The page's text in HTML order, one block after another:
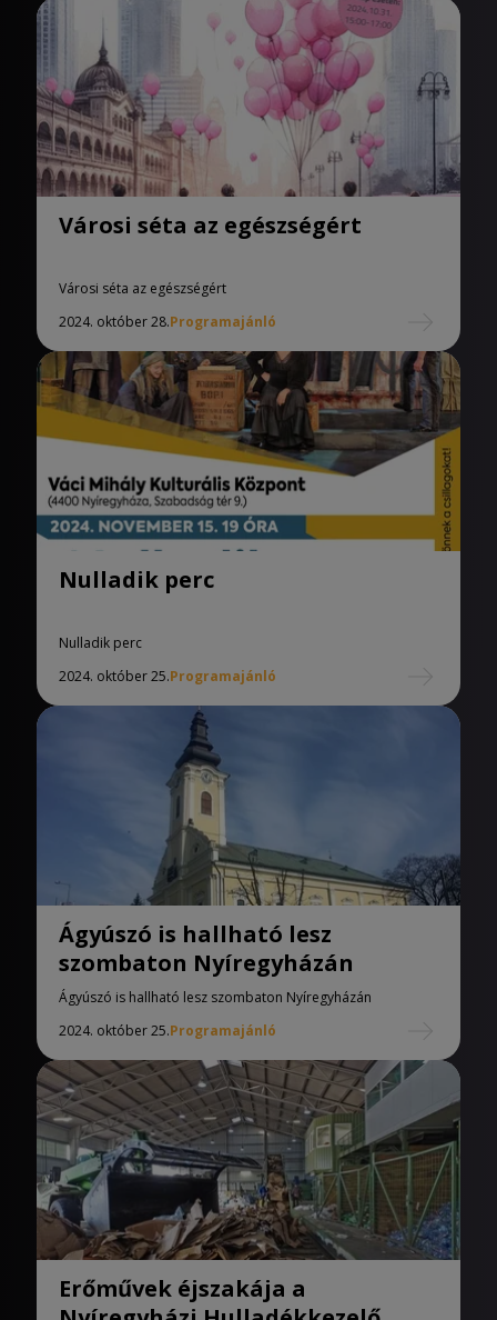
Városi séta az egészségért
Városi séta az egészségért
2024. október 28.Programajánló
Nulladik perc
Nulladik perc
2024. október 25.Programajánló
Ágyúszó is hallható lesz
szombaton Nyíregyházán
Ágyúszó is hallható lesz szombaton Nyíregyházán
2024. október 25.Programajánló
Erőművek éjszakája a